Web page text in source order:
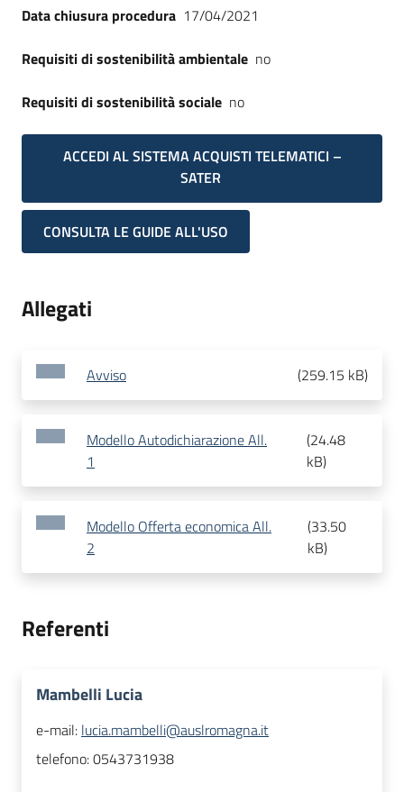
Data chiusura procedura 17/04/2021
Requisiti di sostenibilità ambientale no
Requisiti di sostenibilità sociale no
ACCEDI AL SISTEMA ACQUISTI TELEMATICI –
SATER
CONSULTA LE GUIDE ALL'USO
Allegati
Avviso (259.15 kB)
Modello Autodichiarazione All.
1
(24.48
kB)
Modello Offerta economica All.
2
(33.50
kB)
Referenti
Mambelli Lucia
e-mail: lucia.mambelli@auslromagna.it
telefono:0543731938